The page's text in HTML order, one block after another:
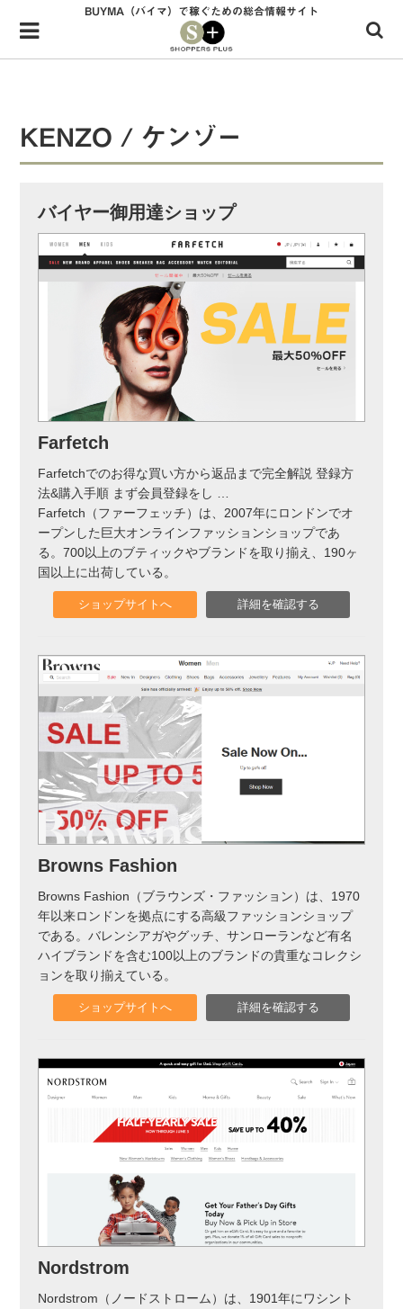
Menu
HOME
34歳独身OLバイマ実践記
ファッショントレンドを発信！SP通信
BUYMAで人気のブランド
BUYMAの売れ筋商品
バイマの疑問に現役パーソナルショッパーが答えてみた
実録！海外ショップで買ってみた！
パーソナルショッパー指南書
BUYMA（バイマ）で稼ぐための総合情報サイト
KENZO / ケンゾー
バイヤー御用達ショップ
Farfetch
Farfetchでのお得な買い方から返品まで完全解説 登録方
法&購入手順 まず会員登録をし …
Farfetch（ファーフェッチ）は、2007年にロンドンでオ
ープンした巨大オンラインファッションショップであ
る。700以上のブティックやブランドを取り揃え、190ヶ
国以上に出荷している。
ショップサイトへ 詳細を確認する
Browns Fashion
Browns Fashion（ブラウンズ・ファッション）は、1970
年以来ロンドンを拠点にする高級ファッションショップ
である。バレンシアガやグッチ、サンローランなど有名
ハイブランドを含む100以上のブランドの貴重なコレクシ
ョンを取り揃えている。
ショップサイトへ 詳細を確認する
Nordstrom
Nordstrom（ノードストローム）は、1901年にワシント